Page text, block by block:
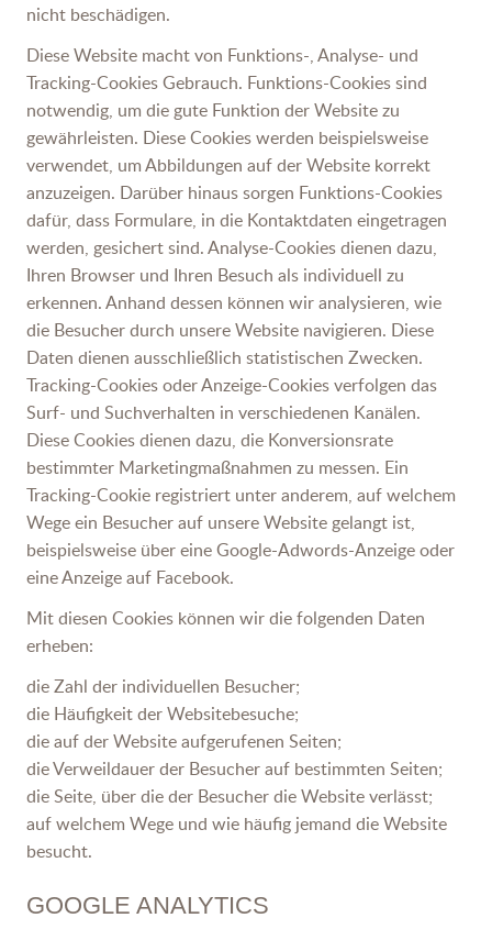
nicht beschädigen.
Diese Website macht von Funktions-, Analyse- und
Tracking-Cookies Gebrauch. Funktions-Cookies sind
notwendig, um die gute Funktion der Website zu
gewährleisten. Diese Cookies werden beispielsweise
verwendet, um Abbildungen auf der Website korrekt
anzuzeigen. Darüber hinaus sorgen Funktions-Cookies
dafür, dass Formulare, in die Kontaktdaten eingetragen
werden, gesichert sind. Analyse-Cookies dienen dazu,
Ihren Browser und Ihren Besuch als individuell zu
erkennen. Anhand dessen können wir analysieren, wie
die Besucher durch unsere Website navigieren. Diese
Daten dienen ausschließlich statistischen Zwecken.
Tracking-Cookies oder Anzeige-Cookies verfolgen das
Surf- und Suchverhalten in verschiedenen Kanälen.
Diese Cookies dienen dazu, die Konversionsrate
bestimmter Marketingmaßnahmen zu messen. Ein
Tracking-Cookie registriert unter anderem, auf welchem
Wege ein Besucher auf unsere Website gelangt ist,
beispielsweise über eine Google-Adwords-Anzeige oder
eine Anzeige auf Facebook.
Mit diesen Cookies können wir die folgenden Daten
erheben:
die Zahl der individuellen Besucher;
die Häufigkeit der Websitebesuche;
die auf der Website aufgerufenen Seiten;
die Verweildauer der Besucher auf bestimmten Seiten;
die Seite, über die der Besucher die Website verlässt;
auf welchem Wege und wie häufig jemand die Website
besucht.
GOOGLE ANALYTICS